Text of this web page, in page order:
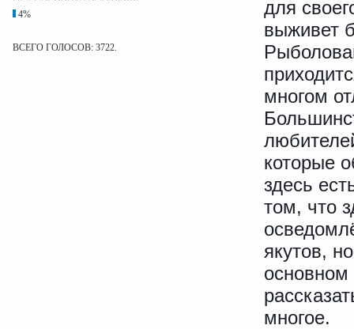
4%
ВСЕГО ГОЛОСОВ: 3722.
для
выживет
многом
которые
здесь
том, что
якутов,
многое.